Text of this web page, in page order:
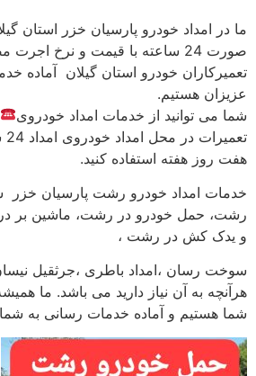
ما در امداد خودرو پارسیان خزر استان
صورت 24 ساعته با قیمت و نرخ اجرت
تعمیرکاران خودرو استان گیلان آماده
عزیزان هستیم.
شما می توانید از خدمات امداد خودروی
هفت روز هفته استفاده کنید.
خدمات امداد خودرو رشت پارسیان خزر
رشت، حمل خودرو در رشت، ماشین بر
و یدک کش در رشت ،
سوخت رسان ،امداد باطری ،جرثقیل
هرآنچه به آن نیاز دارید می باشد. ما
شما هستیم و آماده خدمات رسانی به